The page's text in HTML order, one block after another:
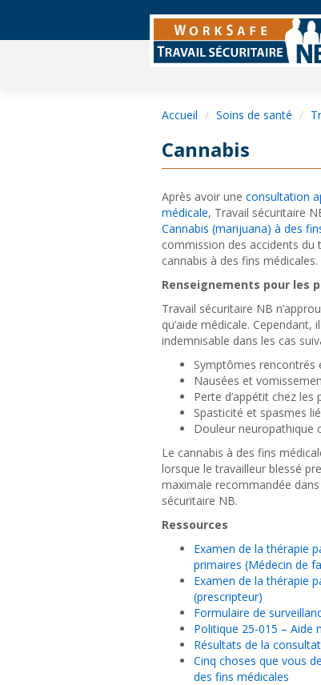
Accueil Soins de santé
Cannabis
Après avoir une consultation
médicale, Travail sécuritaire
Cannabis (marijuana) à des
commission des accidents du
cannabis à des fins médicales.
Renseignements pour les
Travail sécuritaire NB
qu’aide médicale.
indemnisable dans les cas
Symptômes rencontrés
Nausées et
Perte d’appétit chez
Spasticité et spasmes
Douleur neuropathique
Le cannabis à des fins
lorsque le travailleur blessé
maximale recommandée dans
sécuritaire NB.
Ressources
Examen de la thérapie
primaires (Médecin de
Examen de la thérapie
(prescripteur)
Formulaire de
Politique 25-015 – Aide
Résultats de la
Cinq choses que vous
des fins médicales